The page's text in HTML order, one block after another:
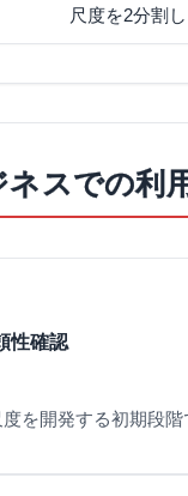
尺度を2分割
ネスでの利
性確認
を開発する初期段